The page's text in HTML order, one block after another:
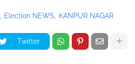
Election NEWS KANPUR NAGAR
Twitter